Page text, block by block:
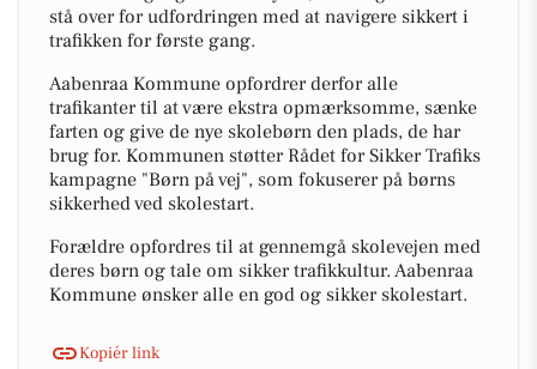
stå over for udfordringen med at navigere sikkert i
trafikken for første gang.
Aabenraa Kommune opfordrer derfor alle
trafikanter til at være ekstra opmærksomme, sænke
farten og give de nye skolebørn den plads, de har
brug for. Kommunen støtter Rådet for Sikker Trafiks
kampagne "Børn på vej", som fokuserer på børns
sikkerhed ved skolestart.
Forældre opfordres til at gennemgå skolevejen med
deres børn og tale om sikker trafikkultur. Aabenraa
Kommune ønsker alle en god og sikker skolestart.
Kopiér link